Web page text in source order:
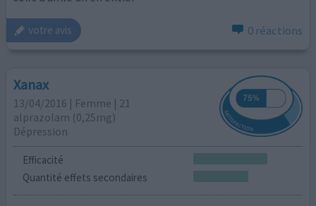
votre avis 0 réactions
Xanax
13/04/2016 | Femme | 21
alprazolam (0,25mg)
Dépression
Efficacité
Quantité effets secondaires